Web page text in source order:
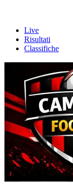
Live
Risultati
Classifiche